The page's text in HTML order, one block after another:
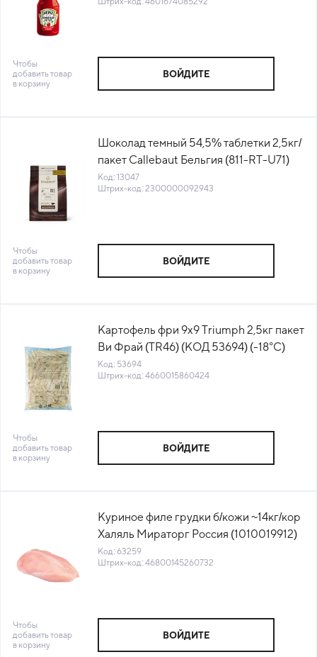
Чтобы
добавить товар
в корзину
ВОЙДИТЕ
Шоколад темный 54,5% таблетки 2,5кг/
пакет Callebaut Бельгия (811-RT-U71)
(КОД 13047) (+18°С)
Код: 13047
Штрих-код: 2300000092943
Чтобы
добавить товар
в корзину
ВОЙДИТЕ
Картофель фри 9х9 Triumph 2,5кг пакет
Ви Фрай (TR46) (КОД 53694) (-18°С)
Код: 53694
Штрих-код: 4660015860424
Чтобы
добавить товар
в корзину
ВОЙДИТЕ
Куриное филе грудки б/кожи ~14кг/кор
Халяль Мираторг Россия (1010019912)
(КОР) (КОД 63259) (-18°С)
Код: 63259
Штрих-код: 46800145260732
Чтобы
добавить товар
в корзину
ВОЙДИТЕ